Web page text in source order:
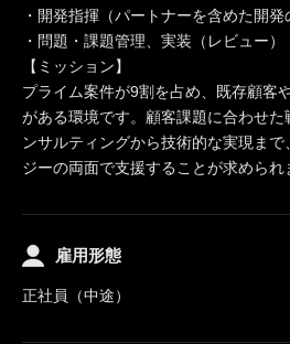
・開発指揮（パートナーを含めた開発
・問題・課題管理、実装（レビュー）
【ミッション】
プライム案件が9割を占め、既存顧客
がある環境です。顧客課題に合わせ
ンサルティングから技術的な実現ま
ジーの両面で支援することが求められ
雇用形態
正社員（中途）